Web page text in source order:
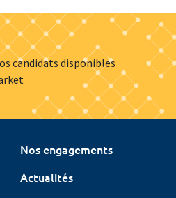
candidats disponibles
Nos engagements
Actualités